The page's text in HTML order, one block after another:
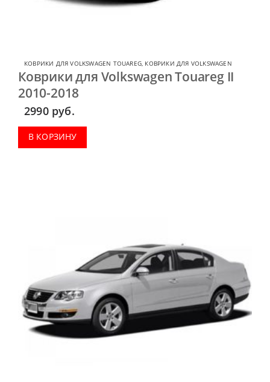
КОВРИКИ ДЛЯ VOLKSWAGEN TOUAREG, КОВРИКИ ДЛЯ VOLKSWAGEN
Коврики для Volkswagen Touareg II
2010-2018
2990 руб.
В КОРЗИНУ